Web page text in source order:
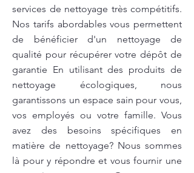
services de nettoyage très compétitifs.
Nos tarifs abordables vous permettent
de bénéficier d'un nettoyage de
qualité pour récupérer votre dépôt de
garantie En utilisant des produits de
nettoyage écologiques, nous
garantissons un espace sain pour vous,
vos employés ou votre famille. Vous
avez des besoins spécifiques en
matière de nettoyage? Nous sommes
là pour y répondre et vous fournir une